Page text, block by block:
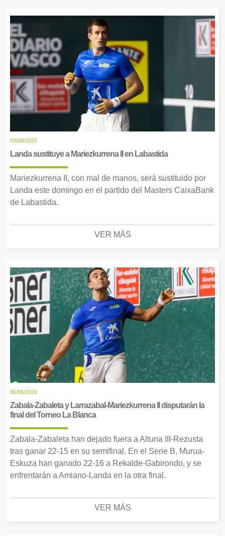
09/08/2026
Landa sustituye a Mariezkurrena II en Labastida
Mariezkurrena II, con mal de manos, será sustituido por
Landa este domingo en el partido del Masters CaixaBank
de Labastida.
VER MÁS
06/08/2026
Zabala-Zabaleta y Larrazabal-Mariezkurrena II disputarán la
final del Torneo La Blanca
Zabala-Zabaleta han dejado fuera a Altuna III-Rezusta
tras ganar 22-15 en su semifinal. En el Serie B, Murua-
Eskuza han ganado 22-16 a Rekalde-Gabirondo, y se
enfrentarán a Amiano-Landa en la otra final.
VER MÁS